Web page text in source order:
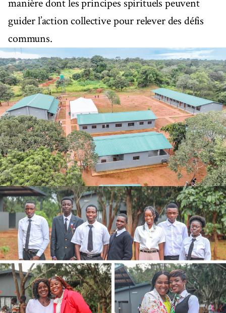
manière dont les principes spirituels peuvent
guider l’action collective pour relever des défis
communs.